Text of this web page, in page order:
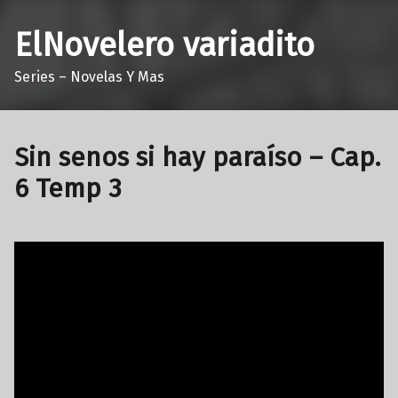
ElNovelero variadito
Series – Novelas Y Mas
Sin senos si hay paraíso – Cap.
6 Temp 3